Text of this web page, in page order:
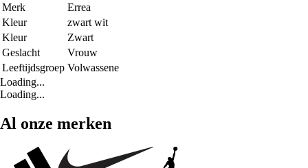
Merk
Errea
Kleur
zwart wit
Kleur
Zwart
Geslacht
Vrouw
Leeftijdsgroep Volwassene
Loading...
Loading...
Al onze merken